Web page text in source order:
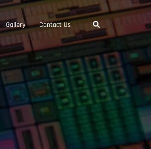
Gallery Contact Us Search